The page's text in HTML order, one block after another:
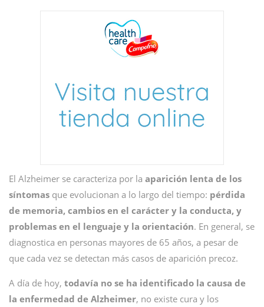
El Alzheimer se caracteriza por la aparición lenta de los
síntomas que evolucionan a lo largo del tiempo: pérdida
de memoria, cambios en el carácter y la conducta, y
problemas en el lenguaje y la orientación. En general, se
diagnostica en personas mayores de 65 años, a pesar de
que cada vez se detectan más casos de aparición precoz.
A día de hoy, todavía no se ha identificado la causa de
la enfermedad de Alzheimer, no existe cura y los